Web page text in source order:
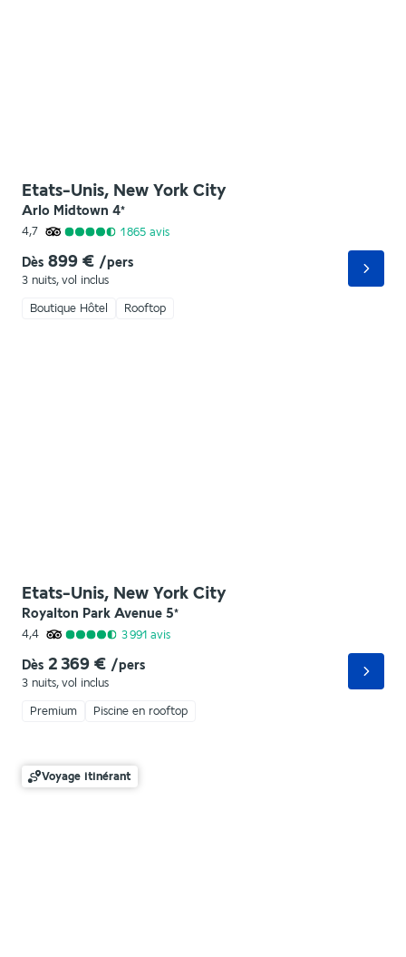
Etats-Unis, New York City
Arlo Midtown 4*
4,7
1 865 avis
Dès 899 € /pers
3 nuits, vol inclus
Boutique Hôtel Rooftop
Etats-Unis, New York City
Royalton Park Avenue 5*
4,4
3 991 avis
Dès 2 369 € /pers
3 nuits, vol inclus
Premium Piscine en rooftop
Voyage itinérant